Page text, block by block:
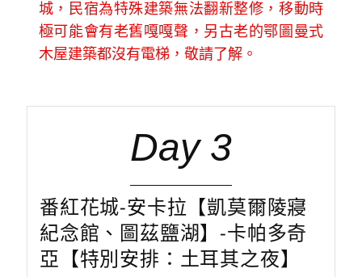
城，民宿為特殊建築無法翻新整修，移動時
極可能會有老舊嘎嘎聲，另古老的鄂圖曼式
木屋建築都沒有電梯，敬請了解。
Day 3
番紅花城-安卡拉【凱莫爾陵寢
紀念館、圖茲鹽湖】-卡帕多奇
亞【特別安排：土耳其之夜】